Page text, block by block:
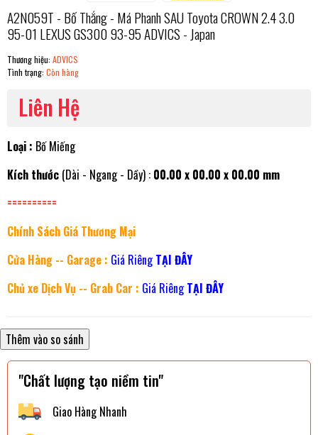
A2N059T - Bố Thắng - Má Phanh SAU Toyota CROWN 2.4 3.0
95-01 LEXUS GS300 93-95 ADVICS - Japan
Thương hiệu: ADVICS
Tình trạng: Còn hàng
Liên Hệ
Loại : Bố Miếng
Kích thước (Dài - Ngang - Dầy) : 00.00 x 00.00 x 00.00 mm
==========
Chính Sách Giá Thương Mại
Cửa Hàng -- Garage : Giá Riêng TẠI ĐÂY
Chủ xe Dịch Vụ -- Grab Car : Giá Riêng TẠI ĐÂY
"Chất lượng tạo niềm tin"
Giao Hàng Nhanh